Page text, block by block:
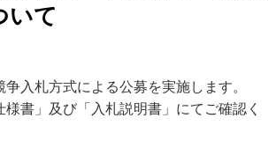
いて
入札方式による公募を実施します。
書」及び「入札説明書」にてご確認く